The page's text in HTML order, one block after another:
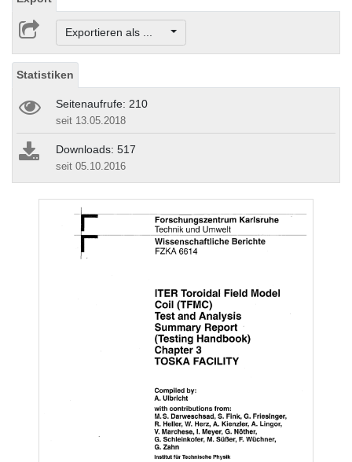
Exportieren als ...
Statistiken
Seitenaufrufe: 210
seit 13.05.2018
Downloads: 517
seit 05.10.2016